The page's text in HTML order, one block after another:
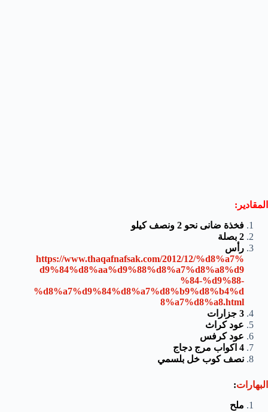
المقادير:
فخذة ضانى نحو 2 ونصف كيلو
2 بصلة
رأس
https://www.thaqafnafsak.com/2012/12/%d8%a7%
d9%84%d8%aa%d9%88%d8%a7%d8%a8%d9
%84-%d9%88-
%d8%a7%d9%84%d8%a7%d8%b9%d8%b4%d
8%a7%d8%a8.html
3 جزارات
عود كراث
عود كرفس
4 اكواب مرج دجاج
نصف كوب خل بلسمي
البهارات:
ملح